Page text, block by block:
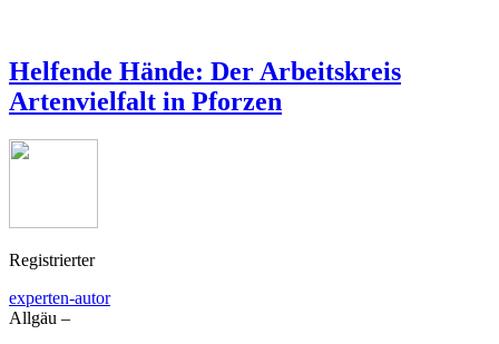
Helfende Hände: Der Arbeitskreis
Artenvielfalt in Pforzen
Registrierter
experten-autor
Allgäu –